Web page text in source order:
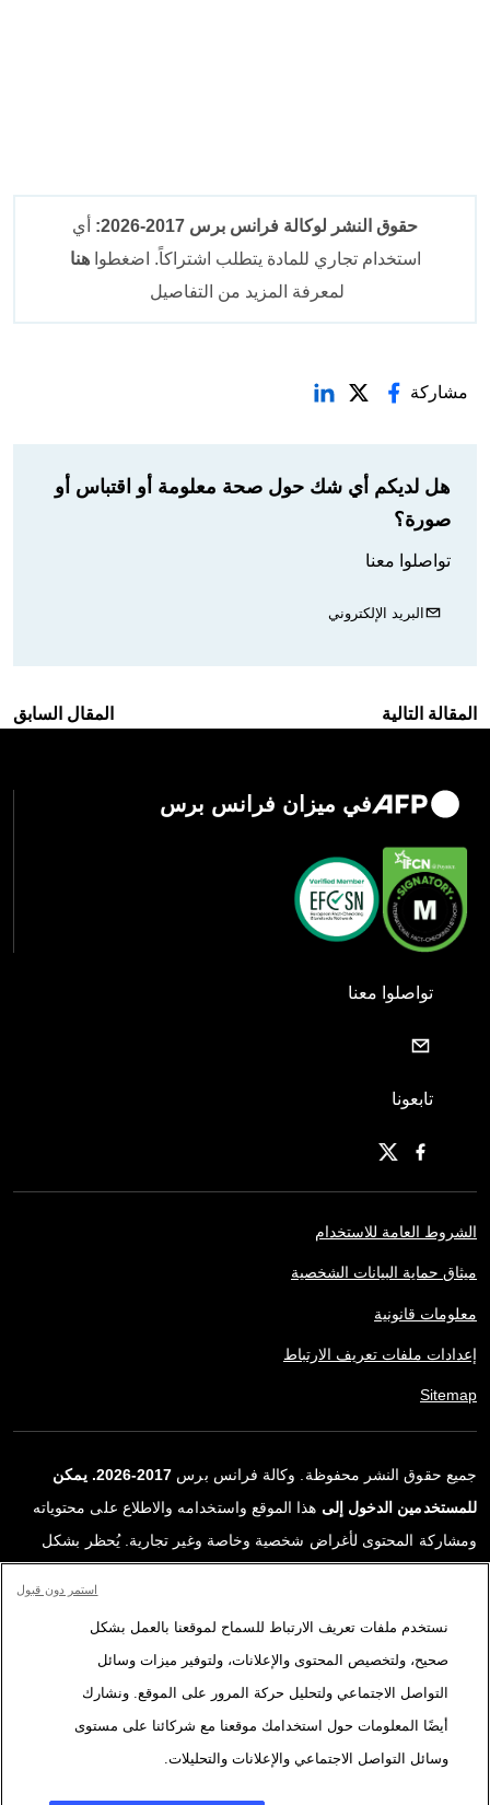
حقوق النشر لوكالة فرانس برس 2017-2026:
أي
استخدام تجاري للمادة يتطلب اشتراكاً. اضغطواهنا
لمعرفة المزيد من التفاصيل
مشاركة
هل لديكم أي شك حول صحة معلومة أو اقتباس أو
صورة؟
تواصلوا معنا
البريد الإلكتروني
المقالة التالية المقال السابق
في ميزان فرانس برس
تواصلوا معنا
تابعونا
الشروط العامة للاستخدام
ميثاق حماية البيانات الشخصية
معلومات قانونية
إعدادات ملفات تعريف الارتباط
Sitemap
جميع حقوق النشر محفوظة. وكالة فرانس برس
2017-2026. يمكن
للمستخدمين الدخول إلى هذا الموقع واستخدامه والاطلاع على محتوياته
ومشاركة المحتوى لأغراض شخصية وخاصة وغير تجارية. يُحظر بشكل
ترخيص محددة موقعة مع وكالة فرانس برس. المواد والروابط الواردة في
التقارير، والتي لم تنتجها وكالة فرانس برس، مستخدمة فقط وبالقدر
اللازم كعناصر إثبات لمحتوى هذه التقارير. لم تحصل فرانس برس على أي
حقوق من المؤلفين أو مالكي حقوق النشر لهذا المحتوى ولا تتحمّل أي
مسؤوليّة في هذا الصدد. وكالة فرانس برس وشعارها علامتان تجاريتان
نستخدم ملفات تعريف الارتباط للسماح لموقعنا بالعمل بشكل
صحيح، ولتخصيص المحتوى والإعلانات، ولتوفير ميزات وسائل
التواصل الاجتماعي ولتحليل حركة المرور على الموقع. ونشارك
أيضًا المعلومات حول استخدامك موقعنا مع شركائنا على مستوى
وسائل التواصل الاجتماعي والإعلانات والتحليلات.
استمر دون قبول